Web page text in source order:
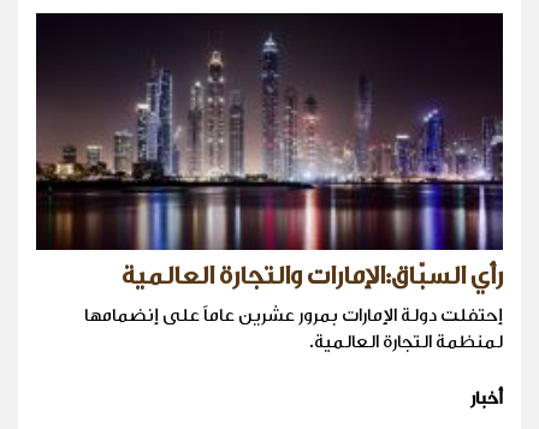
رأي السبّاق:الإمارات والتجارة العالمية
إحتفلت دولة الإمارات بمرور عشرين عاماً على إنضمامها
لمنظمة التجارة العالمية.
أخبار